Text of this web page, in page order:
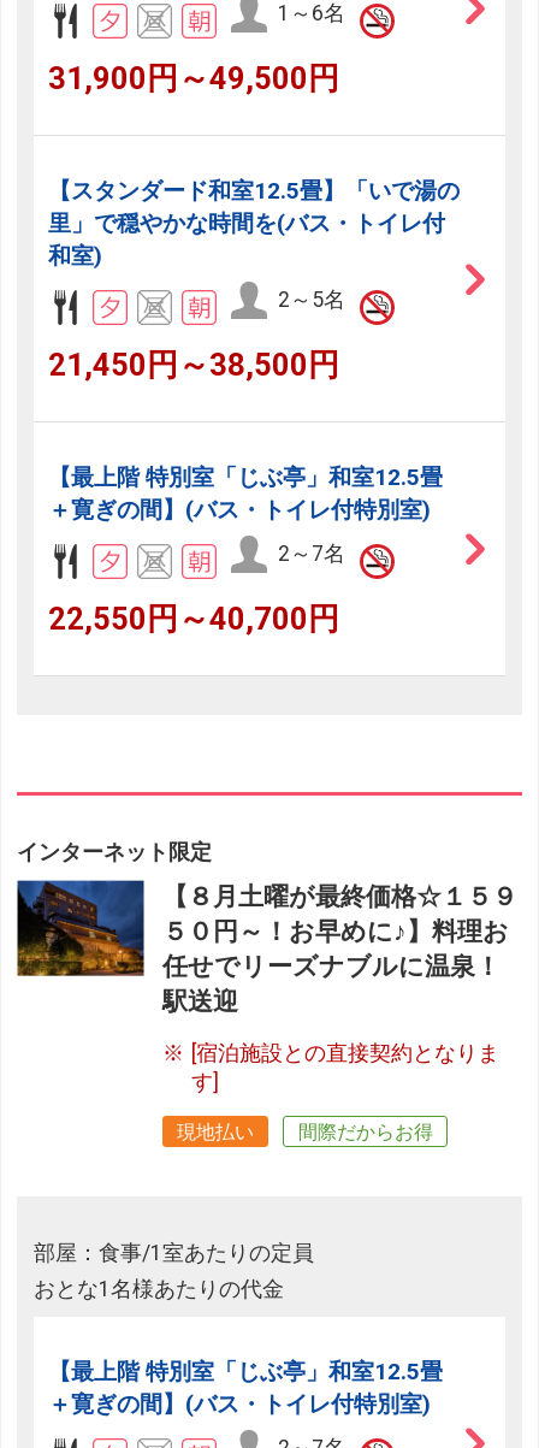
1～6名
31,900円～49,500円
【スタンダード和室12.5畳】「いで湯の
里」で穏やかな時間を(バス・トイレ付
和室)
2～5名
21,450円～38,500円
【最上階 特別室「じぶ亭」和室12.5畳
＋寛ぎの間】(バス・トイレ付特別室)
2～7名
22,550円～40,700円
インターネット限定
【８月土曜が最終価格☆１５９
５０円～！お早めに♪】料理お
任せでリーズナブルに温泉！
駅送迎
[宿泊施設との直接契約となりま
す]
現地払い 間際だからお得
部屋：食事/1室あたりの定員
おとな1名様あたりの代金
【最上階 特別室「じぶ亭」和室12.5畳
＋寛ぎの間】(バス・トイレ付特別室)